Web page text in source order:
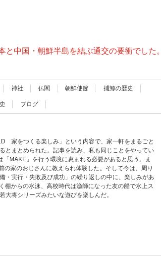
中国・朝鮮半島を結ぶ通交の要衝でした。
神社 仏閣 朝鮮使節 捕鯨の歴史
ブログ
家をつくる楽しみ」という内容で、家一軒をまるごと
とまとめられた。記事を読み、私も同じことをやってい
MAKE」を行う環境に恵まれる必要があると思う。ま
家のおじさんに教えられ体験した。そして今は、周り
・実行・失敗及び成功」の繰り返しの中に、楽しみがあ
からの水泳、高校時代は漁師になった友の船で水上ス
将シリーズみたいな遊びを楽しんだ。